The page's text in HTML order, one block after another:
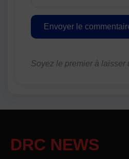
Envoyer le
Soyez le premier à laisser
DRC NEWS